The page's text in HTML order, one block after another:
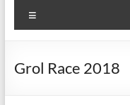
Grol Race 2018